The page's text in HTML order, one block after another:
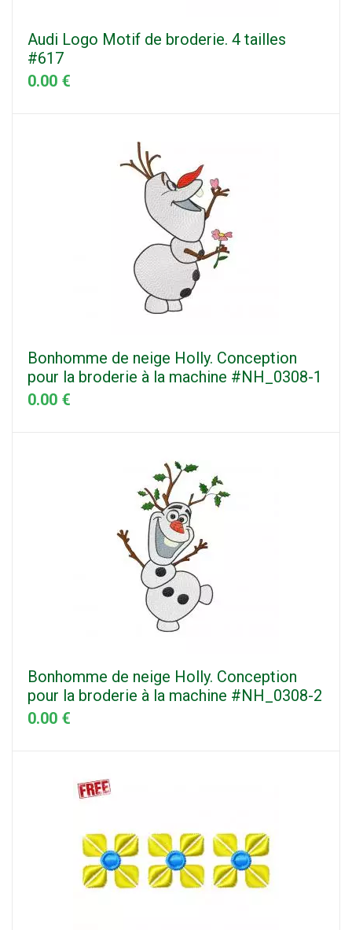
Audi Logo Motif de broderie. 4 tailles
#617
0.00 €
Bonhomme de neige Holly. Conception
pour la broderie à la machine #NH_0308-1
0.00 €
Bonhomme de neige Holly. Conception
pour la broderie à la machine #NH_0308-2
0.00 €